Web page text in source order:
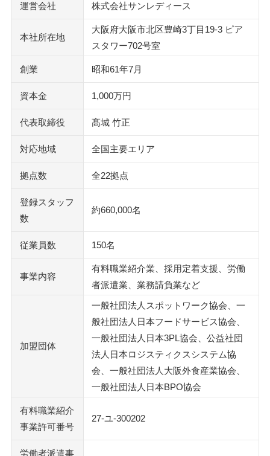
運営会社 株式会社サンレディース
本社所在地
大阪府大阪市北区豊崎3丁目19-3 ピア
スタワー702号室
創業 昭和61年7月
資本金 1,000万円
代表取締役 髙城 竹正
対応地域 全国主要エリア
拠点数 全22拠点
登録スタッフ
数
約660,000名
従業員数 150名
事業内容
有料職業紹介業、採用定着支援、労働
者派遣業、業務請負業など
加盟団体
一般社団法人スポットワーク協会、一
般社団法人日本フードサービス協会、
一般社団法人日本3PL協会、公益社団
法人日本ロジスティクスシステム協
会、一般社団法人大阪外食産業協会、
一般社団法人日本BPO協会
有料職業紹介
事業許可番号
27-ユ-300202
労働者派遣事